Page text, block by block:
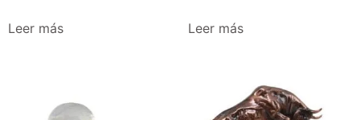
Leer más Leer más